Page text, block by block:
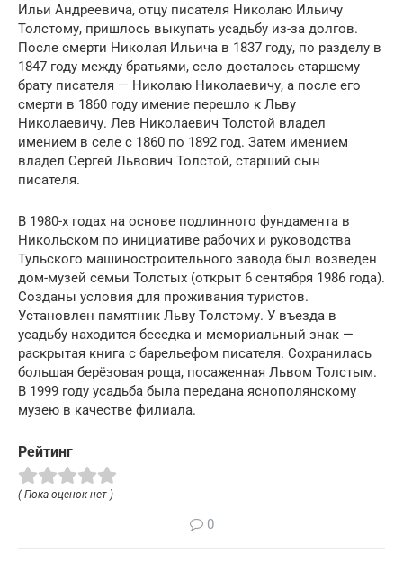
Ильи Андреевича, отцу писателя Николаю Ильичу
Толстому, пришлось выкупать усадьбу из-за долгов.
После смерти Николая Ильича в 1837 году, по разделу в
1847 году между братьями, село досталось старшему
брату писателя — Николаю Николаевичу, а после его
смерти в 1860 году имение перешло к Льву
Николаевичу. Лев Николаевич Толстой владел
имением в селе с 1860 по 1892 год. Затем имением
владел Сергей Львович Толстой, старший сын
писателя.
В 1980-х годах на основе подлинного фундамента в
Никольском по инициативе рабочих и руководства
Тульского машиностроительного завода был возведен
дом-музей семьи Толстых (открыт 6 сентября 1986 года).
Созданы условия для проживания туристов.
Установлен памятник Льву Толстому. У въезда в
усадьбу находится беседка и мемориальный знак —
раскрытая книга с барельефом писателя. Сохранилась
большая берёзовая роща, посаженная Львом Толстым.
В 1999 году усадьба была передана яснополянскому
музею в качестве филиала.
Рейтинг
( Пока оценок нет )
0